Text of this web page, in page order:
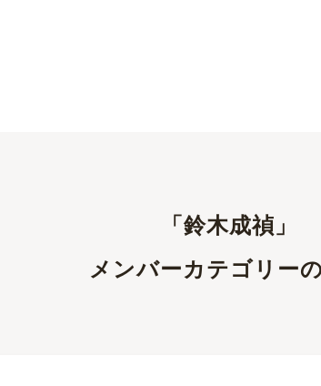
「鈴木成禎」
メンバーカテゴリー